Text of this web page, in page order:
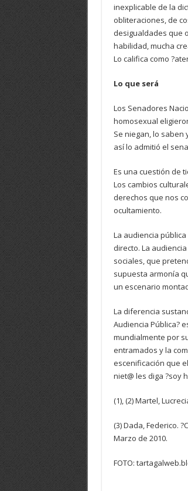
inexplicable de la
obliteraciones, de
desigualdades que
habilidad, mucha
Lo califica como
Lo que será
Los Senadores
homosexual
Se niegan, lo saben
así lo admitió el
Es una cuestión de
Los cambios
derechos que nos
ocultamiento.
La audiencia
directo. La
sociales, que
supuesta armonía
un escenario
La diferencia
Audiencia Pública?
mundialmente por
entramados y la
escenificación que
niet@ les diga ?soy
(1), (2) Martel,
(3) Dada, Federico.
Marzo de 2010.
FOTO: